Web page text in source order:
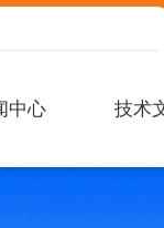
中心 技术